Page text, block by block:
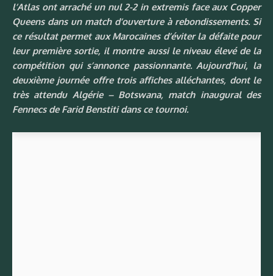
l’Atlas ont arraché un nul 2-2 in extremis face aux Copper
Queens dans un match d’ouverture à rebondissements. Si
ce résultat permet aux Marocaines d’éviter la défaite pour
leur première sortie, il montre aussi le niveau élevé de la
compétition qui s’annonce passionnante. Aujourd’hui, la
deuxième journée offre trois affiches alléchantes, dont le
très attendu Algérie – Botswana, match inaugural des
Fennecs de Farid Benstiti dans ce tournoi.